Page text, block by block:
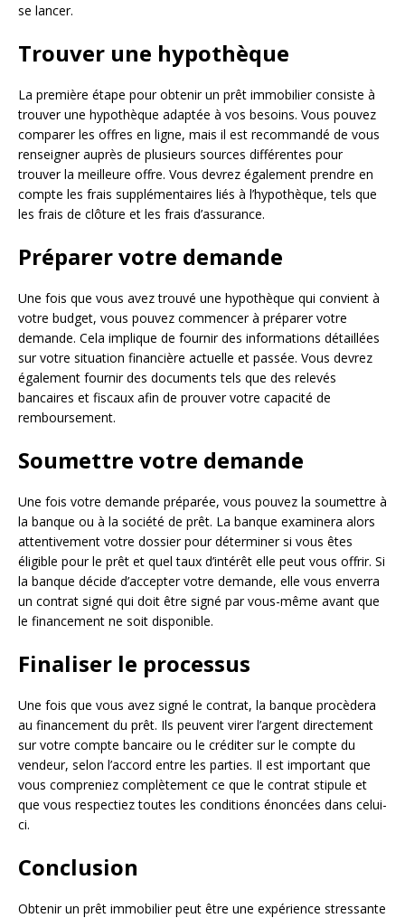
se lancer.
Trouver une hypothèque
La première étape pour obtenir un prêt immobilier consiste à
trouver une hypothèque adaptée à vos besoins. Vous pouvez
comparer les offres en ligne, mais il est recommandé de vous
renseigner auprès de plusieurs sources différentes pour
trouver la meilleure offre. Vous devrez également prendre en
compte les frais supplémentaires liés à l’hypothèque, tels que
les frais de clôture et les frais d’assurance.
Préparer votre demande
Une fois que vous avez trouvé une hypothèque qui convient à
votre budget, vous pouvez commencer à préparer votre
demande. Cela implique de fournir des informations détaillées
sur votre situation financière actuelle et passée. Vous devrez
également fournir des documents tels que des relevés
bancaires et fiscaux afin de prouver votre capacité de
remboursement.
Soumettre votre demande
Une fois votre demande préparée, vous pouvez la soumettre à
la banque ou à la société de prêt. La banque examinera alors
attentivement votre dossier pour déterminer si vous êtes
éligible pour le prêt et quel taux d’intérêt elle peut vous offrir. Si
la banque décide d’accepter votre demande, elle vous enverra
un contrat signé qui doit être signé par vous-même avant que
le financement ne soit disponible.
Finaliser le processus
Une fois que vous avez signé le contrat, la banque procèdera
au financement du prêt. Ils peuvent virer l’argent directement
sur votre compte bancaire ou le créditer sur le compte du
vendeur, selon l’accord entre les parties. Il est important que
vous compreniez complètement ce que le contrat stipule et
que vous respectiez toutes les conditions énoncées dans celui-
ci.
Conclusion
Obtenir un prêt immobilier peut être une expérience stressante